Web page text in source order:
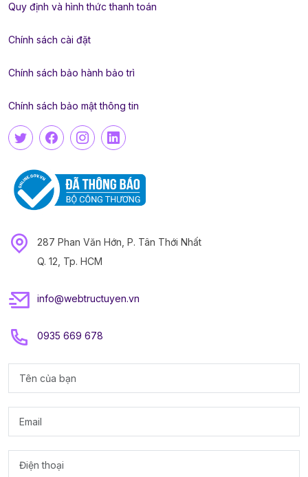
Quy định và hình thức thanh toán
Chính sách cài đặt
Chính sách bảo hành bảo trì
Chính sách bảo mật thông tin
287 Phan Văn Hớn, P. Tân Thới Nhất
Q. 12, Tp. HCM
info@webtructuyen.vn
0935 669 678